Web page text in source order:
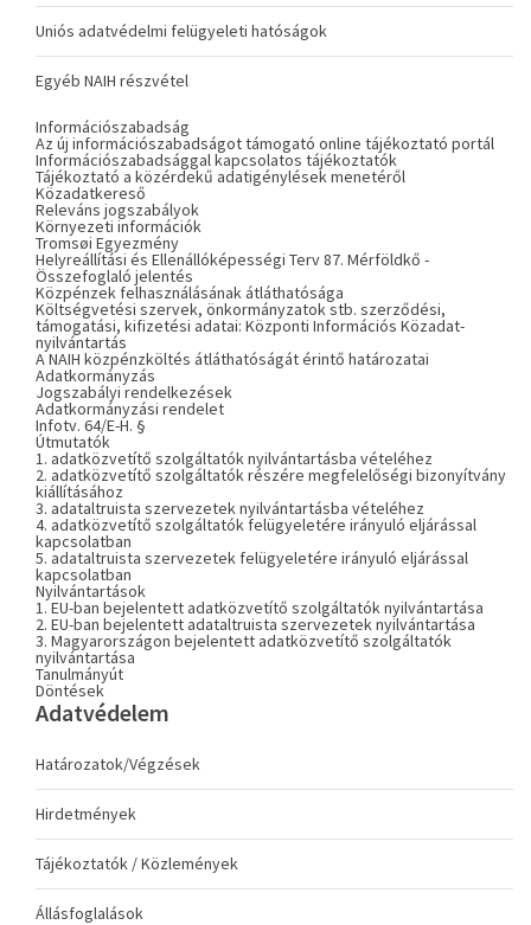
Uniós adatvédelmi felügyeleti hatóságok
Egyéb NAIH részvétel
Információszabadság
Az új információszabadságot támogató online tájékoztató portál
Információszabadsággal kapcsolatos tájékoztatók
Tájékoztató a közérdekű adatigénylések menetéről
Közadatkereső
Releváns jogszabályok
Környezeti információk
Tromsøi Egyezmény
Helyreállítási és Ellenállóképességi Terv 87. Mérföldkő -
Összefoglaló jelentés
Közpénzek felhasználásának átláthatósága
Költségvetési szervek, önkormányzatok stb. szerződési,
támogatási, kifizetési adatai: Központi Információs Közadat-
nyilvántartás
A NAIH közpénzköltés átláthatóságát érintő határozatai
Adatkormányzás
Jogszabályi rendelkezések
Adatkormányzási rendelet
Infotv. 64/E-H. §
Útmutatók
1. adatközvetítő szolgáltatók nyilvántartásba vételéhez
2. adatközvetítő szolgáltatók részére megfelelőségi bizonyítvány
kiállításához
3. adataltruista szervezetek nyilvántartásba vételéhez
4. adatközvetítő szolgáltatók felügyeletére irányuló eljárással
kapcsolatban
5. adataltruista szervezetek felügyeletére irányuló eljárással
kapcsolatban
Nyilvántartások
1. EU-ban bejelentett adatközvetítő szolgáltatók nyilvántartása
2. EU-ban bejelentett adataltruista szervezetek nyilvántartása
3. Magyarországon bejelentett adatközvetítő szolgáltatók
nyilvántartása
Tanulmányút
Döntések
Adatvédelem
Határozatok/Végzések
Hirdetmények
Tájékoztatók / Közlemények
Állásfoglalások